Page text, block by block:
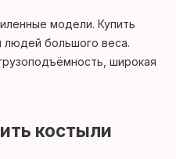
модели. Купить
большого веса.
широкая
костыли